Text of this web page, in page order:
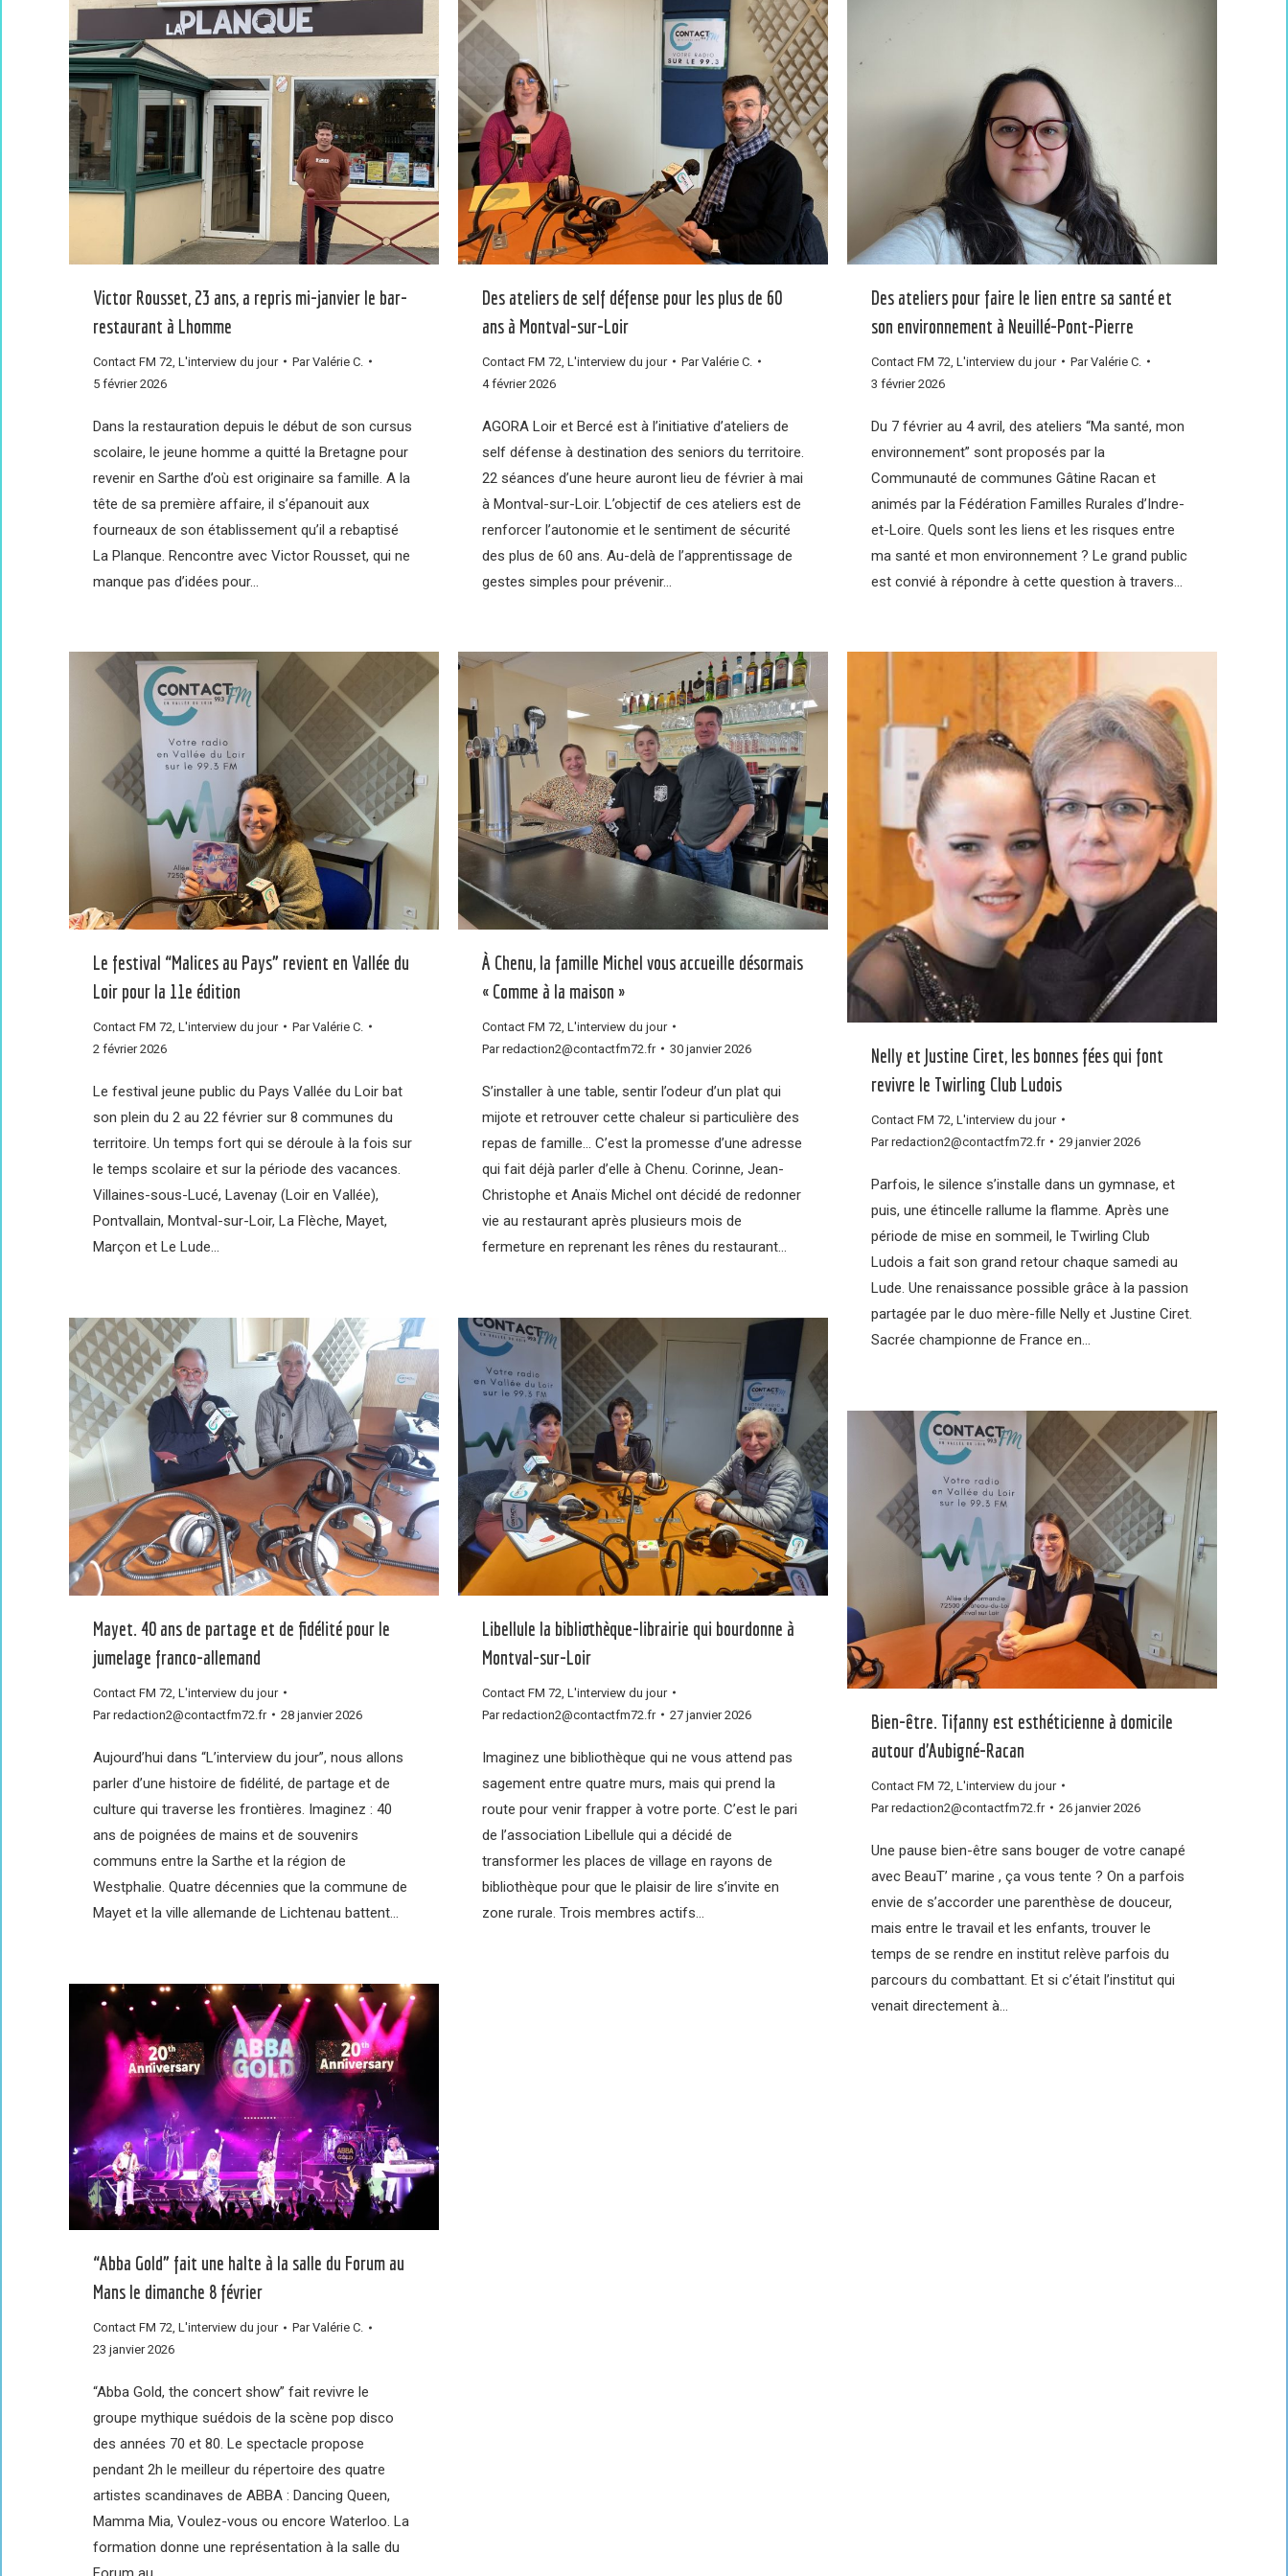
Victor Rousset, 23 ans, a repris mi-janvier le bar-
restaurant à Lhomme
Contact FM 72 L'interview du jour ParValérie C.
5 février 2026
Dans la restauration depuis le début de son cursus
scolaire, le jeune homme a quitté la Bretagne pour
revenir en Sarthe d’où est originaire sa famille. A la
tête de sa première affaire, il s’épanouit aux
fourneaux de son établissement qu’il a rebaptisé
La Planque. Rencontre avec Victor Rousset, qui ne
manque pas d’idées pour…
Des ateliers de self défense pour les plus de 60
ans à Montval-sur-Loir
Contact FM 72 L'interview du jour ParValérie C.
4 février 2026
AGORA Loir et Bercé est à l’initiative d’ateliers de
self défense à destination des seniors du territoire.
22 séances d’une heure auront lieu de février à mai
à Montval-sur-Loir. L’objectif de ces ateliers est de
renforcer l’autonomie et le sentiment de sécurité
des plus de 60 ans. Au-delà de l’apprentissage de
gestes simples pour prévenir…
Des ateliers pour faire le lien entre sa santé et
son environnement à Neuillé-Pont-Pierre
Contact FM 72 L'interview du jour ParValérie C.
3 février 2026
Du 7 février au 4 avril, des ateliers “Ma santé, mon
environnement” sont proposés par la
Communauté de communes Gâtine Racan et
animés par la Fédération Familles Rurales d’Indre-
et-Loire. Quels sont les liens et les risques entre
ma santé et mon environnement ? Le grand public
est convié à répondre à cette question à travers…
Le festival “Malices au Pays” revient en Vallée du
Loir pour la 11e édition
Contact FM 72 L'interview du jour ParValérie C.
2 février 2026
Le festival jeune public du Pays Vallée du Loir bat
son plein du 2 au 22 février sur 8 communes du
territoire. Un temps fort qui se déroule à la fois sur
le temps scolaire et sur la période des vacances.
Villaines-sous-Lucé, Lavenay (Loir en Vallée),
Pontvallain, Montval-sur-Loir, La Flèche, Mayet,
Marçon et Le Lude…
À Chenu, la famille Michel vous accueille désormais
« Comme à la maison »
Contact FM 72 L'interview du jour
Parredaction2@contactfm72.fr 30 janvier 2026
S’installer à une table, sentir l’odeur d’un plat qui
mijote et retrouver cette chaleur si particulière des
repas de famille… C’est la promesse d’une adresse
qui fait déjà parler d’elle à Chenu. Corinne, Jean-
Christophe et Anaïs Michel ont décidé de redonner
vie au restaurant après plusieurs mois de
fermeture en reprenant les rênes du restaurant…
Nelly et Justine Ciret, les bonnes fées qui font
revivre le Twirling Club Ludois
Contact FM 72 L'interview du jour
Parredaction2@contactfm72.fr 29 janvier 2026
Parfois, le silence s’installe dans un gymnase, et
puis, une étincelle rallume la flamme. Après une
période de mise en sommeil, le Twirling Club
Ludois a fait son grand retour chaque samedi au
Lude. Une renaissance possible grâce à la passion
partagée par le duo mère-fille Nelly et Justine Ciret.
Sacrée championne de France en…
Mayet. 40 ans de partage et de fidélité pour le
jumelage franco-allemand
Contact FM 72 L'interview du jour
Parredaction2@contactfm72.fr 28 janvier 2026
Aujourd’hui dans “L’interview du jour”, nous allons
parler d’une histoire de fidélité, de partage et de
culture qui traverse les frontières. Imaginez : 40
ans de poignées de mains et de souvenirs
communs entre la Sarthe et la région de
Westphalie. Quatre décennies que la commune de
Mayet et la ville allemande de Lichtenau battent…
Libellule la bibliothèque-librairie qui bourdonne à
Montval-sur-Loir
Contact FM 72 L'interview du jour
Parredaction2@contactfm72.fr 27 janvier 2026
Imaginez une bibliothèque qui ne vous attend pas
sagement entre quatre murs, mais qui prend la
route pour venir frapper à votre porte. C’est le pari
de l’association Libellule qui a décidé de
transformer les places de village en rayons de
bibliothèque pour que le plaisir de lire s’invite en
zone rurale. Trois membres actifs…
Bien-être. Tifanny est esthéticienne à domicile
autour d’Aubigné-Racan
Contact FM 72 L'interview du jour
Parredaction2@contactfm72.fr 26 janvier 2026
Une pause bien-être sans bouger de votre canapé
avec BeauT’ marine , ça vous tente ? On a parfois
envie de s’accorder une parenthèse de douceur,
mais entre le travail et les enfants, trouver le
temps de se rendre en institut relève parfois du
parcours du combattant. Et si c’était l’institut qui
venait directement à…
“Abba Gold” fait une halte à la salle du Forum au
Mans le dimanche 8 février
Contact FM 72, L'interview du jour ParValérie C.
23 janvier 2026
“Abba Gold, the concert show” fait revivre le
groupe mythique suédois de la scène pop disco
des années 70 et 80. Le spectacle propose
pendant 2h le meilleur du répertoire des quatre
artistes scandinaves de ABBA : Dancing Queen,
Mamma Mia, Voulez-vous ou encore Waterloo. La
formation donne une représentation à la salle du